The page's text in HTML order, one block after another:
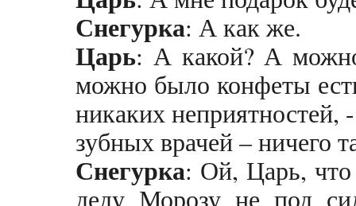
Снегурка: А как же.
Царь: А какой? А
можно было конфеты
никаких неприятностей,
зубных врачей – ничего
Снегурка: Ой, Царь,
деду Морозу не под